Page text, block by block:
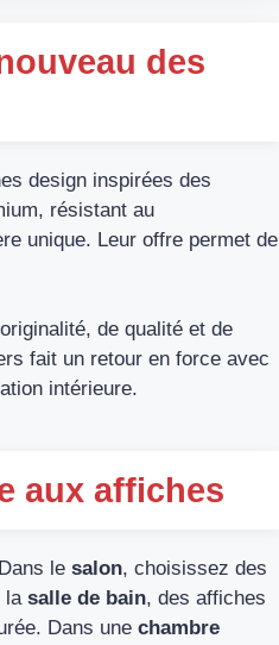
des
design inspirées des
résistant au
unique. Leur offre permet de
de qualité et de
fait un retour en force avec
intérieure.
aux affiches
le salon, choisissez des
la salle de bain, des affiches
Dans une chambre